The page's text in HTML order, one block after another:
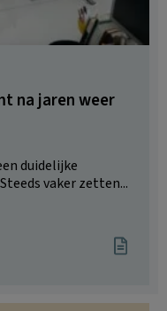
na jaren weer
duidelijke
vaker zetten...